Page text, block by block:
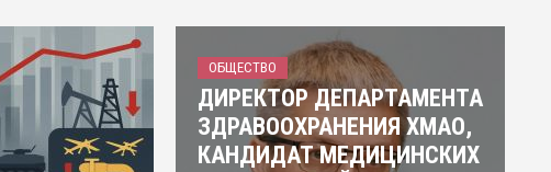
ОБЩЕСТВО
ДИРЕКТОР ДЕПАРТАМЕНТА
ЗДРАВООХРАНЕНИЯ ХМАО,
КАНДИДАТ МЕДИЦИНСКИХ